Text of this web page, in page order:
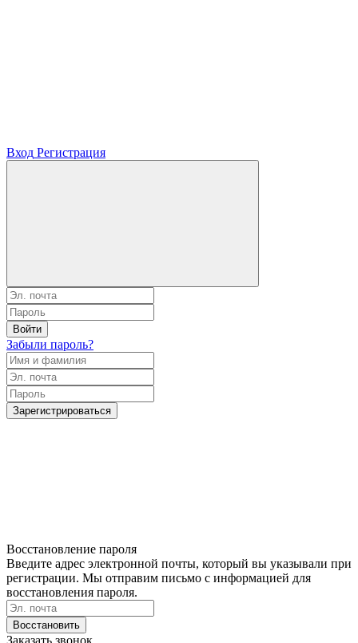
Вход Регистрация
Войти
Забыли пароль?
Зарегистрироваться
Восстановление пароля
Введите адрес электронной почты, который вы указывали при
регистрации. Мы отправим письмо с информацией для
восстановления пароля.
Восстановить
Заказать звонок